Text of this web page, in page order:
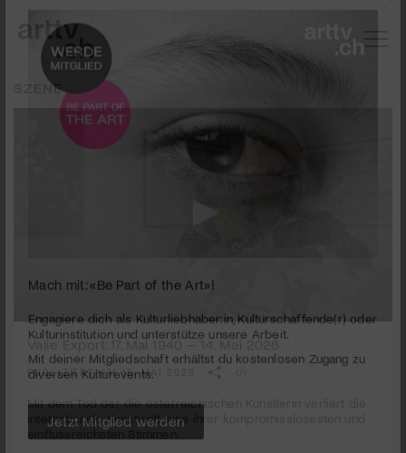
SZENE
seconds
seconds
Valie Export: 17. Mai 1940 – 14. Mai 2026
PUBLIZIERT AM 15. MAI 2026
Mit dem Tod der die österreichischen Künstlerin verliert die
internationale Kunstwelt eine ihrer kompromisslosesten und
einflussreichsten Stimmen.
Mach mit: «Be Part of the Art»!
Kulturinstitution und unterstütze unsere Arbeit.
diversen Kulturevents.